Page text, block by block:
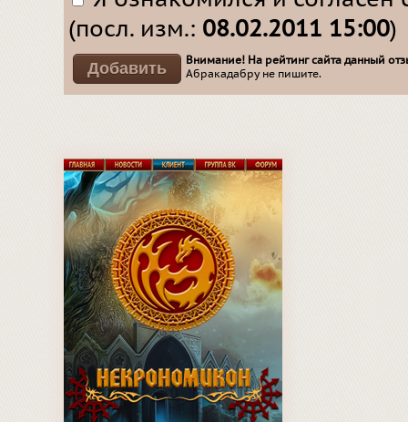
(посл. изм.: 08.02.2011 15:00)
Внимание! На рейтинг сайта данный
Абракадабру не пишите.